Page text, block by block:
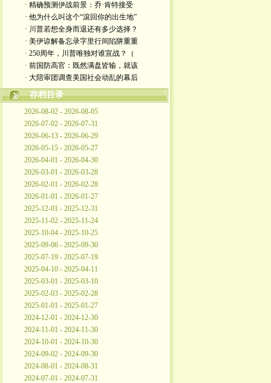
· 精确预测伊战前景：乔·肯特接受
· 他为什么叫这个“滾回你的出生地”
· 川普若想全身而退还有多少选择？
· 美伊谅解备忘录字里行间陷阱重重
· 250周年，川普唯独对谁宣战？（
· 前国防高官：既然满盘皆输，就该
· 大陪审团调查美国社会动乱的幕后
存档目录
2026-08-02 - 2026-08-05
2026-07-02 - 2026-07-31
2026-06-13 - 2026-06-29
2026-05-15 - 2026-05-27
2026-04-01 - 2026-04-30
2026-03-01 - 2026-03-28
2026-02-01 - 2026-02-28
2026-01-01 - 2026-01-27
2025-12-01 - 2025-12-31
2025-11-02 - 2025-11-24
2025-10-04 - 2025-10-25
2025-09-06 - 2025-09-30
2025-07-19 - 2025-07-19
2025-04-10 - 2025-04-11
2025-03-01 - 2025-03-10
2025-02-03 - 2025-02-28
2025-01-01 - 2025-01-27
2024-12-01 - 2024-12-30
2024-11-01 - 2024-11-30
2024-10-01 - 2024-10-30
2024-09-02 - 2024-09-30
2024-08-01 - 2024-08-31
2024-07-01 - 2024-07-31